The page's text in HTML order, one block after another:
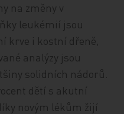
na změny v
leukémií jsou
krve i kostní dřeně,
analýzy jsou
solidních nádorů.
dětí s akutní
novým lékům žijí